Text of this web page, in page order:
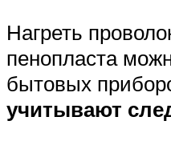
Нагреть
пенопласта
бытовых
учитывают